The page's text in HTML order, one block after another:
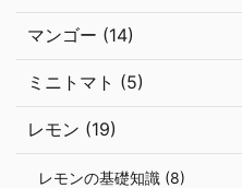
マンゴー (14)
ミニトマト (5)
レモン (19)
レモンの基礎知識 (8)